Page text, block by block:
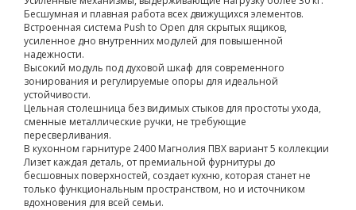
Бесшумная и плавная работа всех движущихся элементов.
Встроенная система Push to Open для скрытых ящиков,
усиленное дно внутренних модулей для повышенной
надежности.
Высокий модуль под духовой шкаф для современного
зонирования и регулируемые опоры для идеальной
устойчивости.
Цельная столешница без видимых стыков для простоты ухода,
сменные металлические ручки, не требующие
пересверливания.
В кухонном гарнитуре 2400 Магнолия ПВХ вариант 5 коллекции
Лизет каждая деталь, от премиальной фурнитуры до
бесшовных поверхностей, создает кухню, которая станет не
только функциональным пространством, но и источником
вдохновения для всей семьи.